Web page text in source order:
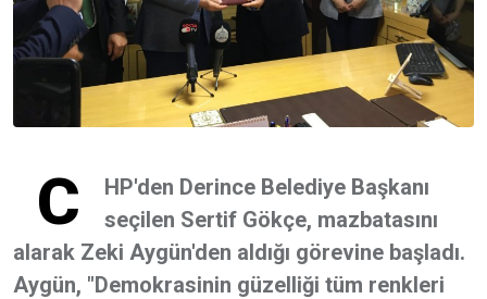
C
HP'den Derince Belediye Başkanı
seçilen Sertif Gökçe, mazbatasını
alarak Zeki Aygün'den aldığı görevine başladı.
Aygün, "Demokrasinin güzelliği tüm renkleri